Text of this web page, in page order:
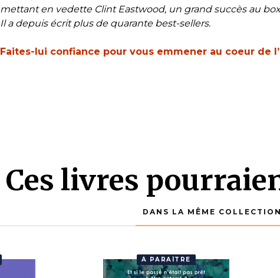
mettant en vedette Clint Eastwood, un grand succès au
Il a depuis écrit plus de quarante best-sellers.
Faites-lui confiance pour vous emmener au coeur de
Ces livres
DANS LA MÊME COLLECTION
À PARAÎTRE